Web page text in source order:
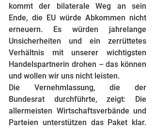
kommt der bilaterale Weg an sein
Ende, die EU würde Abkommen nicht
erneuern. Es würden jahrelange
Unsicherheiten und ein zerrüttetes
Verhältnis mit unserer wichtigsten
Handelspartnerin drohen – das können
und wollen wir uns nicht leisten.
Die Vernehmlassung, die der
Bundesrat durchführte, zeigt: Die
allermeisten Wirtschaftsverbände und
Parteien unterstützen das Paket klar.